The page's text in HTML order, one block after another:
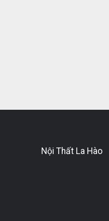
Nội Thất La Hào